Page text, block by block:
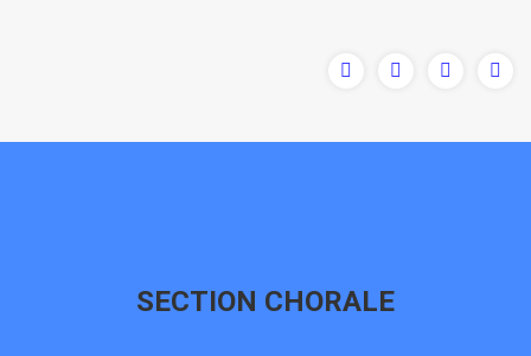
SECTION CHORALE